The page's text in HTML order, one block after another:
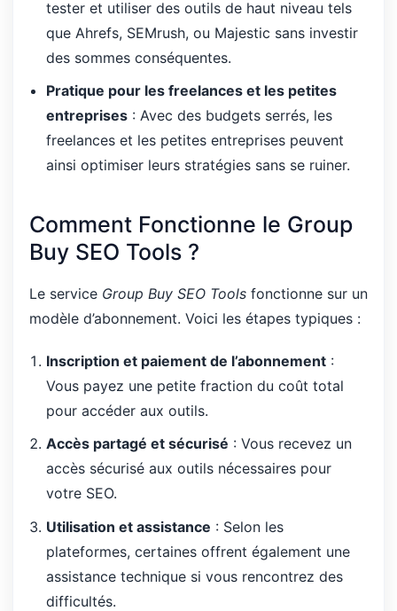
tester et utiliser des outils de haut niveau tels
que Ahrefs, SEMrush, ou Majestic sans investir
des sommes conséquentes.
Pratique pour les freelances et les petites
entreprises : Avec des budgets serrés, les
freelances et les petites entreprises peuvent
ainsi optimiser leurs stratégies sans se ruiner.
Comment Fonctionne le Group
Buy SEO Tools ?
Le service Group Buy SEO Tools fonctionne sur un
modèle d’abonnement. Voici les étapes typiques :
Inscription et paiement de l’abonnement :
Vous payez une petite fraction du coût total
pour accéder aux outils.
Accès partagé et sécurisé : Vous recevez un
accès sécurisé aux outils nécessaires pour
votre SEO.
Utilisation et assistance : Selon les
plateformes, certaines offrent également une
assistance technique si vous rencontrez des
difficultés.